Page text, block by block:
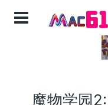
魔物学园